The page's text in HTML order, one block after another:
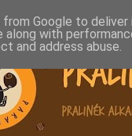
Google to
along with
and address abuse.